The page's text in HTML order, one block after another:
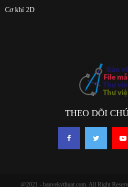
Cơ khí 2D
THEO DÕI
@2021 - banvekythuat.com. All Right